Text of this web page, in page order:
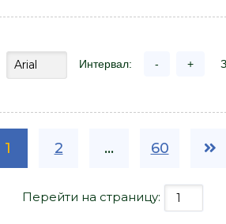
Интервал: - +
1 2 ... 60
Перейти на страницу: